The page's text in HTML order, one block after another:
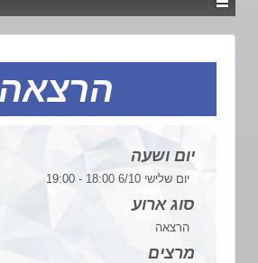
הרצאה
יום ושעה
יום שלישי 6/10 18:00 - 19:00
סוג ארוע
מרצים